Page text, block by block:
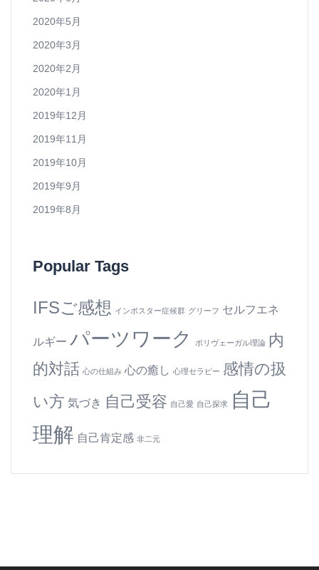
2020年5月
2020年3月
2020年2月
2020年1月
2019年12月
2019年11月
2019年10月
2019年9月
2019年8月
Popular Tags
IFSご感想 インポスター症候群 グリーフ セルフエネ
ルギー パーツワーク ポリヴェーガル理論 内
的対話 心の仕組み 心の癒し 心理セラピー 感情の扱
い方 気づき 自己受容 自己愛 自己探求
自己
理解 自己肯定感 非二元